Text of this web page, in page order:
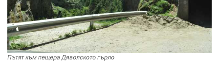
Пътят към пещера Дяволското гърло